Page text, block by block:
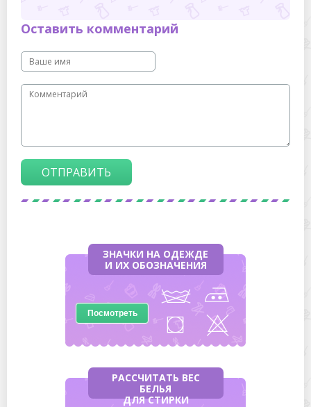
Оставить комментарий
ОТПРАВИТЬ
ЗНАЧКИ НА ОДЕЖДЕ
И ИХ ОБОЗНАЧЕНИЯ
Посмотреть
РАССЧИТАТЬ ВЕС
БЕЛЬЯ
ДЛЯ СТИРКИ